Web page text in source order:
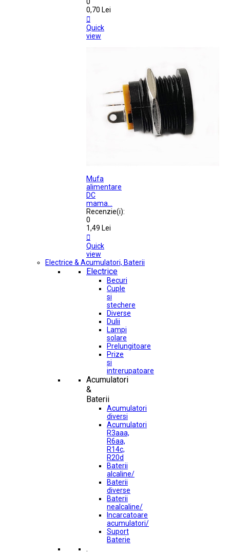
0,70 Lei

Quick
view
Mufa
alimentare
DC
mama...
Recenzie(i):
0
1,49 Lei

Quick
view
Electrice & Acumulatori, Baterii
Electrice
Becuri
Cuple
si
stechere
Diverse
Dulii
Lampi
solare
Prelungitoare
Prize
si
intrerupatoare
Acumulatori
&
Baterii
Acumulatori
diversi
Acumulatori
R3aaa,
R6aa,
R14c,
R20d
Baterii
alcaline/
Baterii
diverse
Baterii
nealcaline/
Incarcatoare
acumulatori/
Suport
Baterie
.